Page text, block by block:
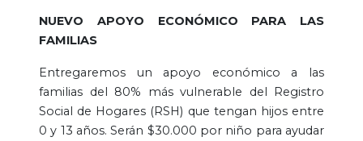
NUEVO APOYO ECONÓMICO PARA LAS
FAMILIAS
Entregaremos un apoyo económico a las
familias del 80% más vulnerable del Registro
Social de Hogares (RSH) que tengan hijos entre
0 y 13 años. Serán $30.000 por niño para ayudar